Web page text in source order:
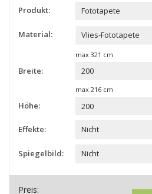
Produkt: Fototapete
Material: Vlies-Fototapete
max 321 cm
Breite:
max 216cm
Höhe:
Effekte: Nicht
Spiegelbild: Nicht
Preis: